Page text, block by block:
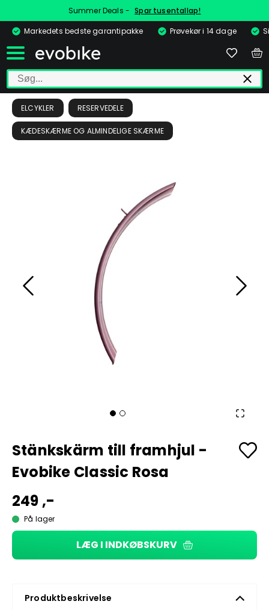
Summer Deals - Spar tusentallap!
Markedets bedste garantipakke
Prøvekør i 14 dage
ELCYKLER RESERVEDELE
KÆDESKÆRME OG ALMINDELIGE SKÆRME
Stänkskärm till framhjul -
Evobike Classic Rosa
249 ,-
På lager
LÆG I INDKØBSKURV
Produktbeskrivelse